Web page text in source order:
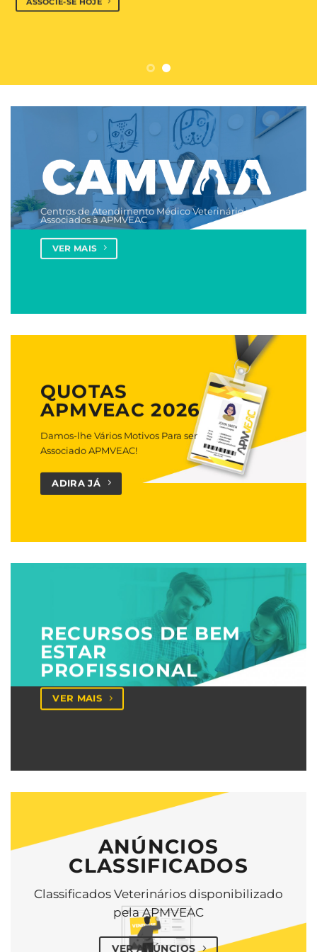
ASSOCIE-SE HOJE
Centros de Atendimento Médico Veterinário
Associados à APMVEAC
VER MAIS
QUOTAS
APMVEAC 2026
Damos-lhe Vários Motivos Para ser
Associado APMVEAC!
ADIRA JÁ
RECURSOS DE BEM
ESTAR
PROFISSIONAL
VER MAIS
ANÚNCIOS
CLASSIFICADOS
Classificados Veterinários disponibilizado
pela APMVEAC
VER ANÚNCIOS